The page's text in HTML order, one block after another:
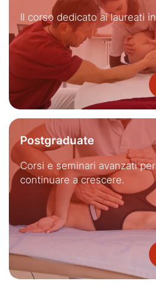
Il corso dedicato ai laureati
Postgraduate
Corsi e seminari avanzati
continuare a crescere.